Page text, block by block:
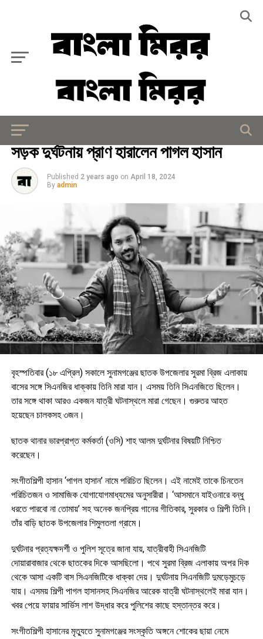
মিরর বিশেষ
সড়ক দুর্ঘটনায় প্রাণ হারালেন পাগল হাসান
Published 2 years ago on April 18, 2024
By admin
বৃহস্পতিবার (১৮ এপ্রিল) সকালে সুনামগঞ্জের ছাতক উপজেলার সুরমা ব্রিজ এলাকায়
বাসের সঙ্গে সিএনজির ধাক্কায় তিনি মারা যান। এসময় তিনি সিএনজিতে ছিলেন।
তার সঙ্গে থাকা আরও একজন যাত্রী ঘটনাস্থলে মারা গেছেন। গুরুতর আহত
হয়েছেন চালকসহ ৩জন।
ছাতক থানার ভারপ্রাপ্ত কর্মকর্তা (ওসি) শাহ আলম দুর্ঘটনার বিষয়টি নিশ্চিত
করেছেন।
সংগীতশিল্পী হাসান ‘পাগল হাসান’ নামে পরিচিত ছিলেন। এই নামেই তাকে চিনতেন
পরিচিতজন ও সামাজিক যোগাযোগমাধ্যমের অনুসারীরা। ‘আসমানে যাইওনারে বন্ধু
ধরতে পারবো না তোমায়’ সহ অনেক জনপ্রিয় গানের গীতিকার, সুরকার ও শিল্পী তিনি।
তাঁর বাড়ি ছাতক উপজেলার শিমুলতলা গ্রামে।
দুর্ঘটনার প্রত্যক্ষদর্শী ও পুলিশ সূত্রে জানা যায়, যাত্রীবাহী সিএনজিটি
দোয়ারাবাজার থেকে ছাতকের দিকে আসছিলো। পথে সুরমা ব্রিজ এলাকায় অপর দিক
থেকে আসা একটি বাস সিএনজিটিকে ধাক্কা দেয়। দুর্ঘটনায় সিএনজিটি দুমড়েমুচড়ে
যায়। এসময় শিল্পী পাগল হাসানসহ সিএনজির আরেক যাত্রী ঘটনাস্থলেই মারা যান।
খবর পেয়ে ফায়ার সার্ভিস লাশ উদ্ধার করে পুলিশের কাছে হস্তান্তর করে।
সংগীতশিল্পী হাসানের মৃত্যুতে সুনামগঞ্জের সংস্কৃতি অঙ্গনে শোকের ছায়া নেমে